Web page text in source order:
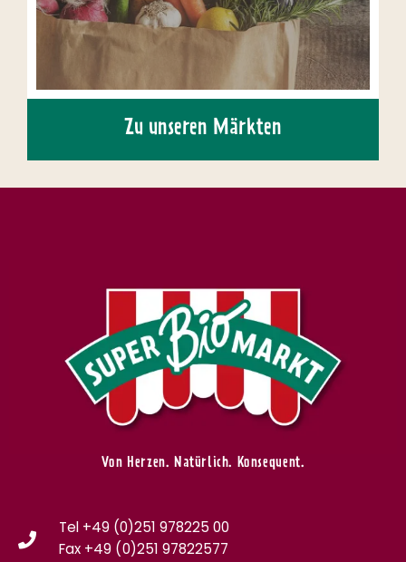
Zu unseren Märkten
Von Herzen. Natürlich. Konsequent.
Tel +49 (0)251 978225 00
Fax +49 (0)251 97822577